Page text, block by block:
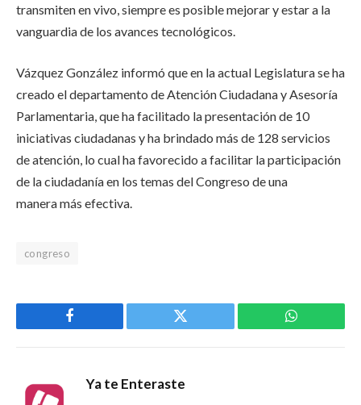
transmiten en vivo, siempre es posible mejorar y estar a la
vanguardia de los avances tecnológicos.
Vázquez González informó que en la actual Legislatura se ha
creado el departamento de Atención Ciudadana y Asesoría
Parlamentaria, que ha facilitado la presentación de 10
iniciativas ciudadanas y ha brindado más de 128 servicios
de atención, lo cual ha favorecido a facilitar la participación
de la ciudadanía en los temas del Congreso de una
manera más efectiva.
congreso
Facebook Twitter WhatsApp
Ya te Enteraste